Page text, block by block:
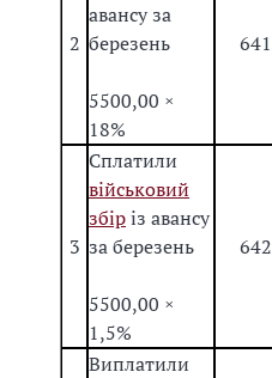
2
авансу за
березень
5500,00 ×
18%
641
3
Сплатили
військовий
збіріз авансу
за березень
5500,00 ×
1,5%
642
Виплатили